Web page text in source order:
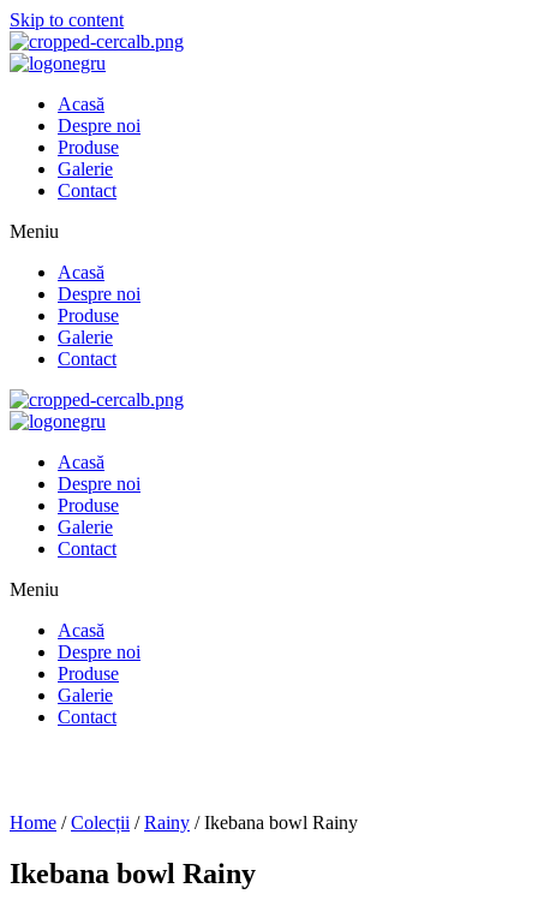
Skip to content
Acasă
Despre noi
Produse
Galerie
Contact
Meniu
Acasă
Despre noi
Produse
Galerie
Contact
Acasă
Despre noi
Produse
Galerie
Contact
Meniu
Acasă
Despre noi
Produse
Galerie
Contact
Home /Colecții /Rainy / Ikebana bowl Rainy
Ikebana bowl Rainy